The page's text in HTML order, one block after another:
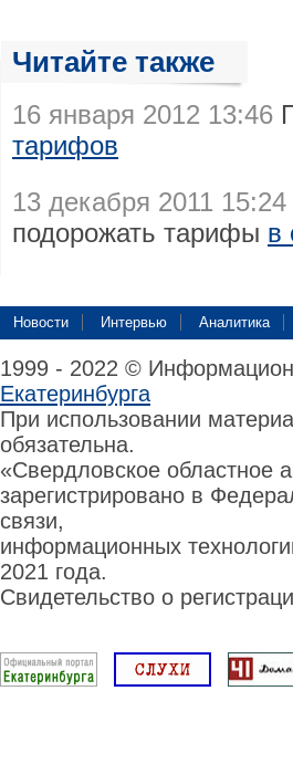
Читайте также
16 января 2012 13:46
тарифов
13 декабря 2011 15:24
подорожать тарифы в
Новости Интервью Аналитика
1999 - 2022 ©
Екатеринбурга
При использовании
обязательна.
«Свердловское областное
зарегистрировано в
связи,
информационных
2021 года.
Свидетельство о